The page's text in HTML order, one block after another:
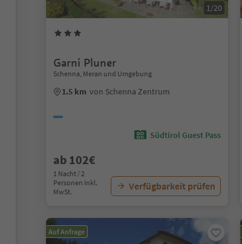
1/20
Garni Pluner
Schenna, Meran und Umgebung
1.5 km von Schenna Zentrum
Südtirol Guest Pass
ab 102€
1 Nacht / 2
Personen Inkl.
MwSt.
Verfügbarkeit prüfen
Auf Anfrage